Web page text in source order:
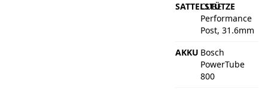
SATTELSTÜTZE
CUBE
Performance
Post, 31.6mm
AKKU Bosch
PowerTube
800